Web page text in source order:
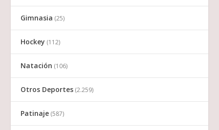
Gimnasia (25)
Hockey (112)
Natación (106)
Otros Deportes (2.259)
Patinaje (587)